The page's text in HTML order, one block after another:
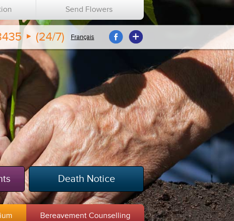
Send Flowers
(24/7) Français
Death Notice
Bereavement Counselling